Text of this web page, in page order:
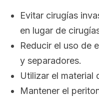
Evitar cirugías
en lugar de
Reducir el uso de
y separadores.
Utilizar el material
Mantener el